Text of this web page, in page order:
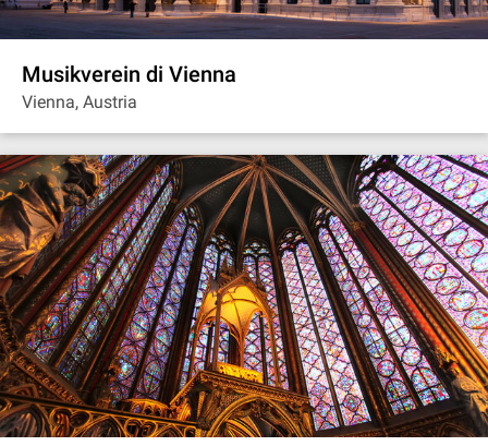
Musikverein di Vienna
Vienna, Austria